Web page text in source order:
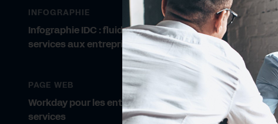
INFOGRAPHIE
Infographie IDC : fluidifier les
services aux entreprises
PAGE WEB
Workday pour les entreprises de
services